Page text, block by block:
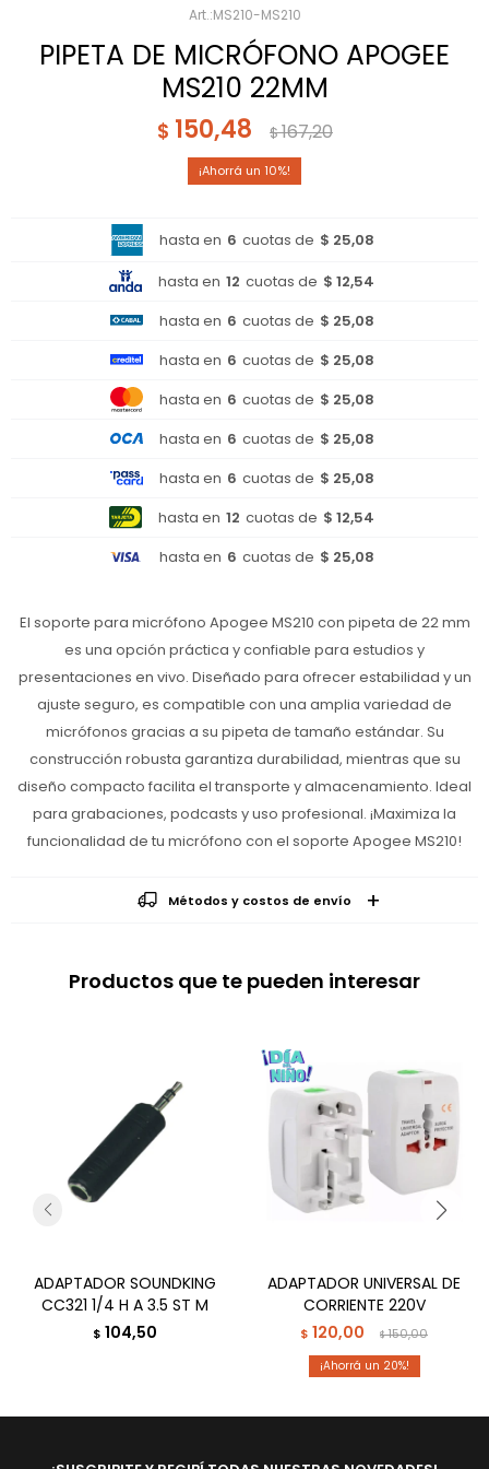
MS210-MS210
PIPETA DE MICRÓFONO APOGEE
MS210 22MM
$ 150,48 $167,20
10
hasta en 6 cuotas de $ 25,08
hasta en 12 cuotas de $ 12,54
hasta en 6 cuotas de $ 25,08
hasta en 6 cuotas de $ 25,08
hasta en 6 cuotas de $ 25,08
hasta en 6 cuotas de $ 25,08
hasta en 6 cuotas de $ 25,08
hasta en 12 cuotas de $ 12,54
hasta en 6 cuotas de $ 25,08
El soporte para micrófono Apogee MS210 con pipeta de 22 mm
es una opción práctica y confiable para estudios y
presentaciones en vivo. Diseñado para ofrecer estabilidad y un
ajuste seguro, es compatible con una amplia variedad de
micrófonos gracias a su pipeta de tamaño estándar. Su
construcción robusta garantiza durabilidad, mientras que su
diseño compacto facilita el transporte y almacenamiento. Ideal
para grabaciones, podcasts y uso profesional. ¡Maximiza la
funcionalidad de tu micrófono con el soporte Apogee MS210!
Métodos y costos de envío
Productos que te pueden interesar
ADAPTADOR SOUNDKING
CC321 1/4 H A 3.5 ST M
$ 104,50
ADAPTADOR UNIVERSAL DE
CORRIENTE 220V
$ 120,00 $150,00
20